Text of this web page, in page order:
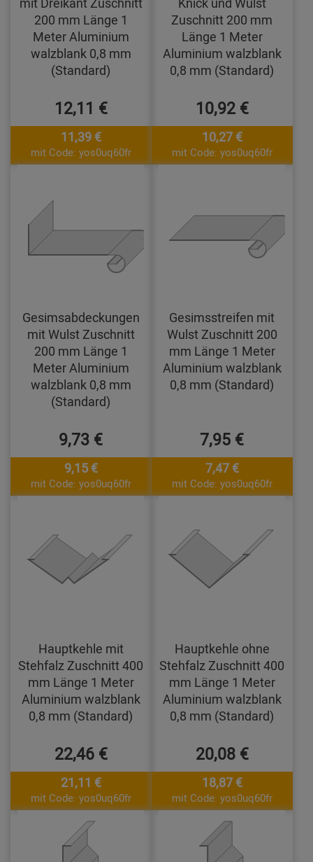
200 mm Länge 1
Meter Aluminium
walzblank 0,8 mm
(Standard)
12,11 €
11,39 €
mit Code: yos0uq60fr
Zuschnitt 200 mm
Länge 1 Meter
Aluminium walzblank
0,8 mm (Standard)
10,92 €
10,27 €
mit Code: yos0uq60fr
Gesimsabdeckungen
mit Wulst Zuschnitt
200 mm Länge 1
Meter Aluminium
walzblank 0,8 mm
(Standard)
9,73 €
9,15 €
mit Code: yos0uq60fr
Gesimsstreifen mit
Wulst Zuschnitt 200
mm Länge 1 Meter
Aluminium walzblank
0,8 mm (Standard)
7,95 €
7,47 €
mit Code: yos0uq60fr
Hauptkehle mit
Stehfalz Zuschnitt 400
mm Länge 1 Meter
Aluminium walzblank
0,8 mm (Standard)
22,46 €
21,11 €
mit Code: yos0uq60fr
Hauptkehle ohne
Stehfalz Zuschnitt 400
mm Länge 1 Meter
Aluminium walzblank
0,8 mm (Standard)
20,08 €
18,87 €
mit Code: yos0uq60fr